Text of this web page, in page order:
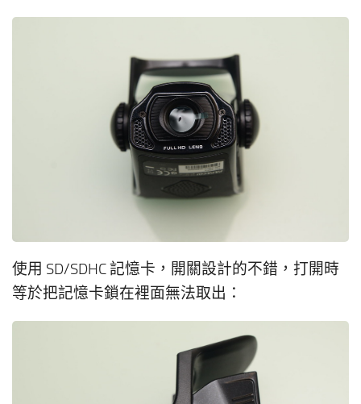
使用 SD/SDHC 記憶卡，開關設計的不錯，打開時
等於把記憶卡鎖在裡面無法取出：